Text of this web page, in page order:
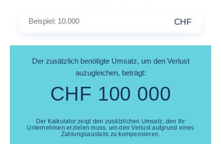
CHF
Der zusätzlich benötigte Umsatz, um den Verlust
auzugleichen, beträgt:
CHF 100 000
Der Kalkulator zeigt den zusätzlichen Umsatz, den Ihr
Unternehmen erzielen muss, um den Verlust aufgrund eines
Zahlungsausfalls zu kompensieren.